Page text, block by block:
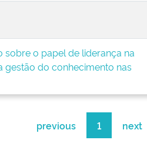
sobre o papel de liderança na
gestão do conhecimento nas
previous 1 next